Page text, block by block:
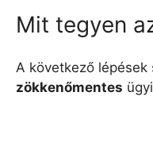
Mit tegyen
A következő lépések
zökkenőmentes